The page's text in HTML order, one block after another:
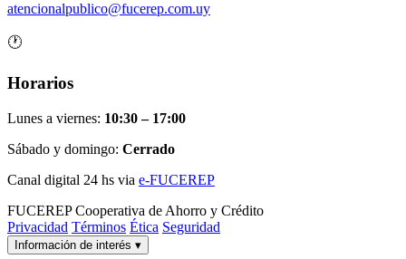
atencionalpublico@fucerep.com.uy
🕐
Horarios
Lunes a viernes: 10:30 – 17:00
Sábado y domingo: Cerrado
Canal digital 24 hs via e-FUCEREP
FUCEREP Cooperativa de Ahorro y Crédito
Privacidad Términos Ética Seguridad
Información de interés ▾